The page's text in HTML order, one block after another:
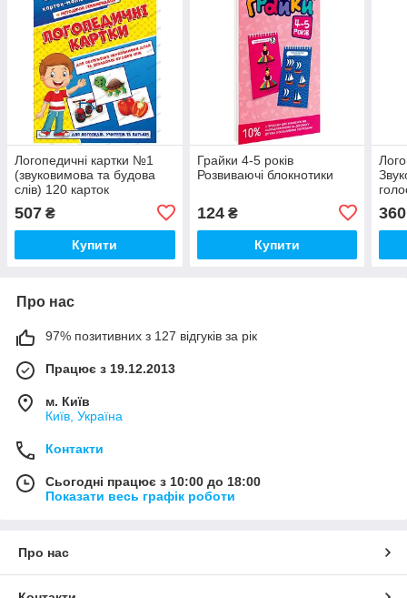
Логопедичні картки №1
(звуковимова та будова
слів) 120 карток
507 ₴
Купити
Грайки 4-5 років
Розвиваючі блокнотики
124₴
Купити
360
Про нас
97% позитивних з 127 відгуків за рік
Працює з 19.12.2013
м. Київ
Київ, Україна
Контакти
Сьогодні працює з 10:00 до 18:00
Показати весь графік роботи
Про нас